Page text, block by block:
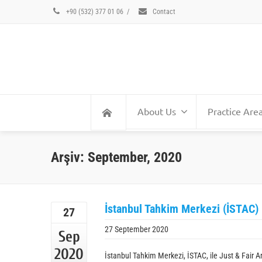
+90 (532) 377 01 06 / Contact
About Us Practice
Arşiv: September, 2020
27
Sep
2020
İstanbul Tahkim Merkezi
27 September 2020
İstanbul Tahkim Merkezi, İSTAC, ile Just & Fair